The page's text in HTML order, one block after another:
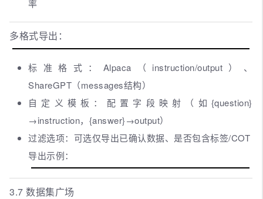
率
多格式导出：
标准格式：Alpaca（instruction/output）、
ShareGPT（messages结构）
自定义模板：配置字段映射（如{question}
→instruction，{answer}→output）
过滤选项：可选仅导出已确认数据、是否包含标签/COT
导出示例：
3.7 数据集广场